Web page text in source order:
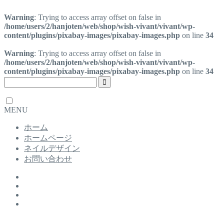
Warning: Trying to access array offset on false in
/home/users/2/hanjoten/web/shop/wish-vivant/vivant/wp-
content/plugins/pixabay-images/pixabay-images.php on line 34
Warning: Trying to access array offset on false in
/home/users/2/hanjoten/web/shop/wish-vivant/vivant/wp-
content/plugins/pixabay-images/pixabay-images.php on line 34
MENU
ホーム
ホームページ
ネイルデザイン
お問い合わせ